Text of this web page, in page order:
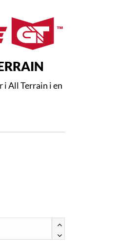
i All Terrain i en